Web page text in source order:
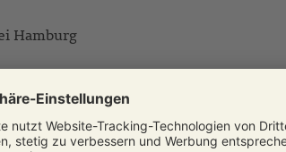
Hamburg
und Coach, immer